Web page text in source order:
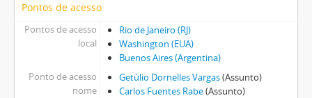
Pontos de acesso
Pontos de acesso
local
Rio de Janeiro (RJ)
Washington (EUA)
Buenos Aires (Argentina)
Ponto de acesso
nome
Getúlio Dornelles Vargas(Assunto)
Carlos Fuentes Rabe(Assunto)